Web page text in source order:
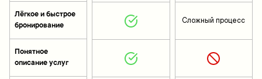
Лёгкое и быстрое
бронирование
Понятное
описание услуг
Сложный процесс